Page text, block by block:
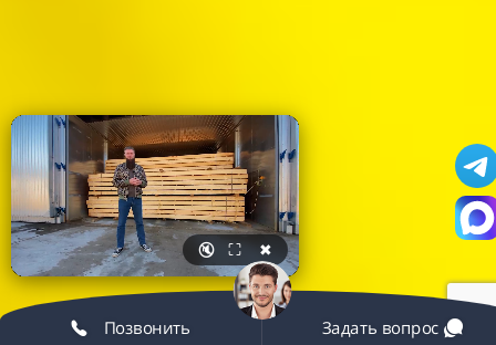
🔇 ⛶ ✖
Позвонить Задать вопрос